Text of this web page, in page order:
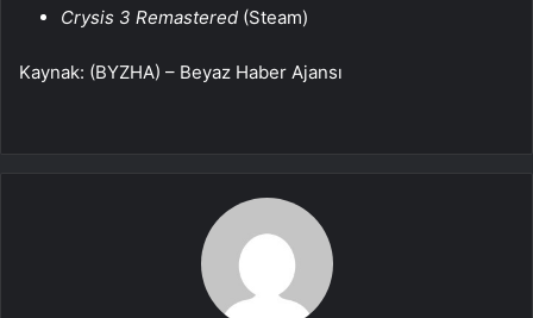
Crysis 3 Remastered (Steam)
Kaynak: (BYZHA) – Beyaz Haber Ajansı